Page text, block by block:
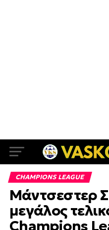
CHAMPIONS LEAGUE
Μάντσεστερ
μεγάλος
Champions